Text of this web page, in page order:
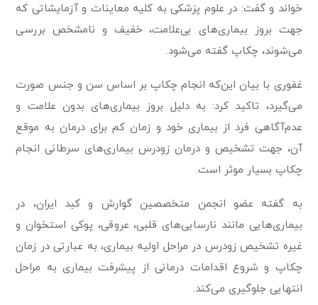
خواند و گفت: در علوم پزشکی به کلیه معاینات و آزمایشاتی که
جهت بروز بیماری‌های بی‌علامت، خفیف و نامشخص بررسی
می‌شوند، چکاپ گفته می‌شود.
غفوری با بیان این‌که انجام چکاپ بر اساس سن و جنس صورت
می‌گیرد، تاکید کرد: به دلیل بروز بیماری‌های بدون علامت و
عدم‌آگاهی فرد از بیماری خود و زمان کم برای درمان به موقع
آن، جهت تشخیص و درمان زودرس بیماری‌های سرطانی انجام
چکاپ بسیار موثر است.
به گفته عضو انجمن متخصصین گوارش و کبد ایران، در
بیماری‌هایی مانند نارسایی‌های قلبی، عروقی، پوکی استخوان و
غیره تشخیص زودرس در مراحل اولیه بیماری، به عبارتی در زمان
چکاپ و شروع اقدامات درمانی از پیشرفت بیماری به مراحل
انتهایی جلوگیری می‌کند.